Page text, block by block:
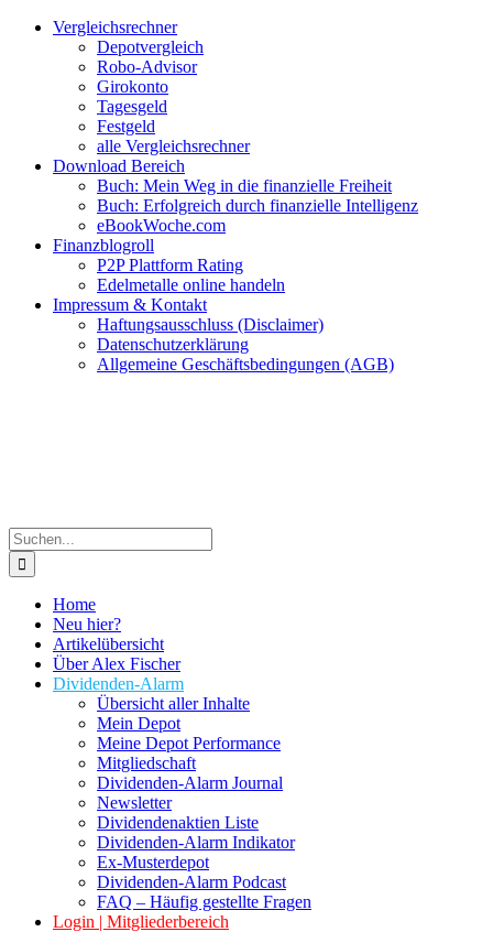
Zum
Facebook
Twitter
Instagram
Pinterest
YouTubeVergleichsrechner
Depotvergleich
Robo-Advisor
Girokonto
Tagesgeld
Festgeld
alle Vergleichsrechner
Download Bereich
Buch: Mein Weg in die finanzielle Freiheit
Buch: Erfolgreich durch finanzielle Intelligenz
eBookWoche.com
Finanzblogroll
P2P Plattform Rating
Edelmetalle online handeln
Impressum & Kontakt
Haftungsausschluss (Disclaimer)
Datenschutzerklärung
Allgemeine Geschäftsbedingungen (AGB)
Suche
nach:
Home
Neu hier?
Artikelübersicht
Über Alex Fischer
Dividenden-Alarm
Übersicht aller Inhalte
Mein Depot
Meine Depot Performance
Mitgliedschaft
Dividenden-Alarm Journal
Newsletter
Dividendenaktien Liste
Dividenden-Alarm Indikator
Ex-Musterdepot
Dividenden-Alarm Podcast
FAQ – Häufig gestellte Fragen
Login | Mitgliederbereich